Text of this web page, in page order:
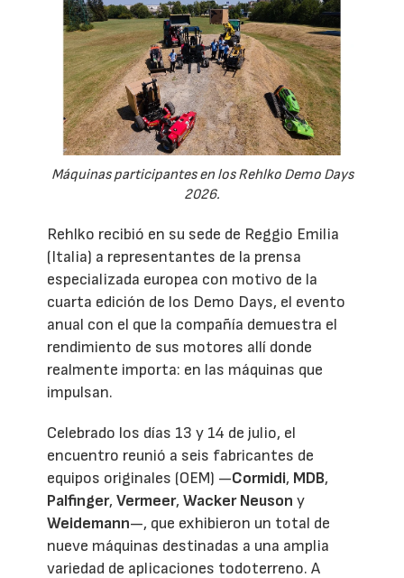
Máquinas participantes en los Rehlko Demo Days
2026.
Rehlko recibió en su sede de Reggio Emilia
(Italia) a representantes de la prensa
especializada europea con motivo de la
cuarta edición de los Demo Days, el evento
anual con el que la compañía demuestra el
rendimiento de sus motores allí donde
realmente importa: en las máquinas que
impulsan.
Celebrado los días 13 y 14 de julio, el
encuentro reunió a seis fabricantes de
equipos originales (OEM) —Cormidi, MDB,
Palfinger,Vermeer,Wacker Neuson y
Weidemann—, que exhibieron un total de
nueve máquinas destinadas a una amplia
variedad de aplicaciones todoterreno. A